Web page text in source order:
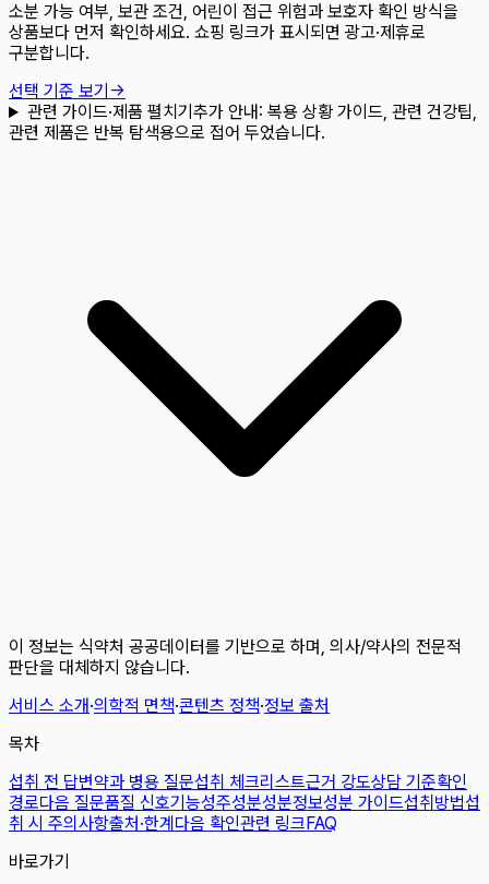
소분 가능 여부, 보관 조건, 어린이 접근 위험과 보호자 확인 방식을
상품보다 먼저 확인하세요. 쇼핑 링크가 표시되면 광고·제휴로
구분합니다.
선택 기준 보기 →
관련 가이드·제품 펼치기추가 안내: 복용 상황 가이드, 관련 건강팁,
관련 제품은 반복 탐색용으로 접어 두었습니다.
이 정보는 식약처 공공데이터를 기반으로 하며, 의사/약사의 전문적
판단을 대체하지 않습니다.
서비스 소개·의학적 면책·콘텐츠 정책·정보 출처
목차
섭취 전 답변약과 병용 질문섭취 체크리스트근거 강도상담 기준확인
경로다음 질문품질 신호기능성주성분성분정보성분 가이드섭취방법섭
취 시 주의사항출처·한계다음 확인관련 링크FAQ
바로가기